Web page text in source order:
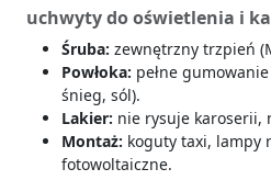
uchwyty do oświetlenia i
Śruba: zewnętrzny trzpień
Powłoka: pełne
śnieg, sól).
Lakier: nie rysuje karoserii,
Montaż: koguty taxi, lampy
fotowoltaiczne.